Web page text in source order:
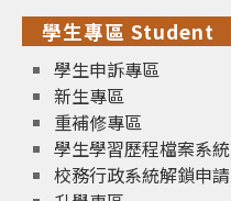
學生專區 Student
學生申訴專區
新生專區
重補修專區
學生學習歷程檔案系統
校務行政系統解鎖申請